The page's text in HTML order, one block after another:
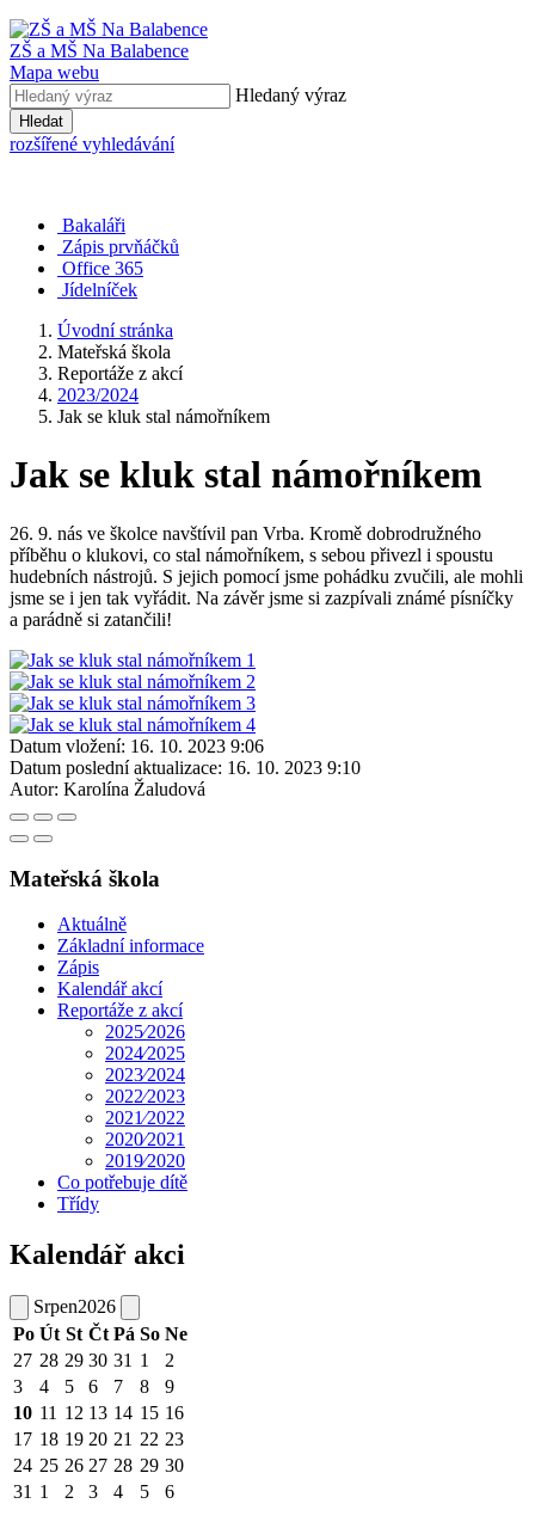
ZŠ a MŠ Na Balabence
Mapa webu
Hledaný výraz
Hledat
rozšířené vyhledávání
Bakaláři
Zápis prvňáčků
Office 365
Jídelníček
Úvodní stránka
Mateřská škola
Reportáže z akcí
2023/2024
Jak se kluk stal námořníkem
Jak se kluk stal námořníkem
26. 9. nás ve školce navštívil pan Vrba. Kromě dobrodružného
příběhu o klukovi, co stal námořníkem, s sebou přivezl i spoustu
hudebních nástrojů. S jejich pomocí jsme pohádku zvučili, ale mohli
jsme se i jen tak vyřádit. Na závěr jsme si zazpívali známé písníčky
a parádně si zatančili!
Datum vložení: 16. 10. 2023 9:06
Datum poslední aktualizace: 16. 10. 2023 9:10
Autor: Karolína Žaludová
Mateřská škola
Aktuálně
Základní informace
Zápis
Kalendář akcí
Reportáže z akcí
2025⁄2026
2024⁄2025
2023⁄2024
2022⁄2023
2021⁄2022
2020⁄2021
2019⁄2020
Co potřebuje dítě
Třídy
Kalendář akci
Srpen2026
Po Út St Čt Pá So Ne
27 28 29 30 31 1
2
3
4 5 6 7 8
9
10 11 12 13 14 15 16
17 18 19 20 21 22 23
24 25 26 27 28 29 30
31 1 2 3 4 5 6